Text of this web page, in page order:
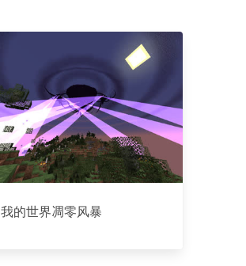
我的世界凋零风暴